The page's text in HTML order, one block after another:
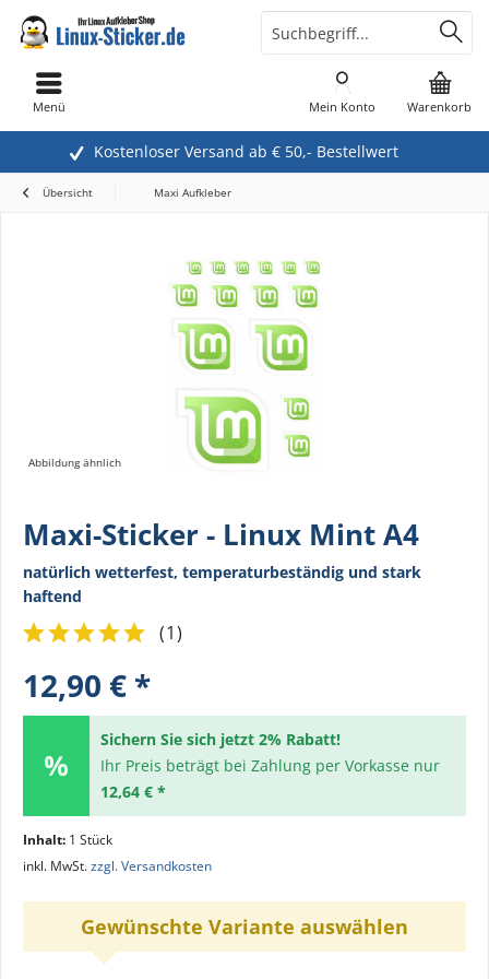
Kostenloser Versand ab € 50,- Bestellwert
Warenkorb
Mein Konto
Menü
Übersicht Maxi Aufkleber
Abbildung ähnlich
Maxi-Sticker - Linux Mint A4
natürlich wetterfest, temperaturbeständig und stark
haftend
(1)
12,90 € *
Sichern Sie sich jetzt 2% Rabatt!
Ihr Preis beträgt bei Zahlung per Vorkasse nur
12,64 € *
Inhalt: 1 Stück
inkl. MwSt.zzgl. Versandkosten
Gewünschte Variante auswählen